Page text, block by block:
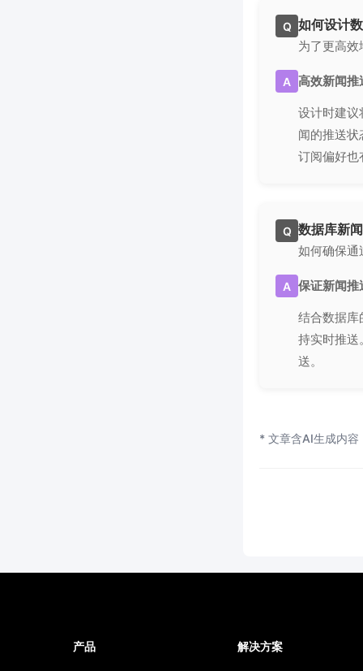
Q 如何设计
为了更高
A 高效新闻推
设计时建议
闻的推送
订阅偏好也
Q 数据库新
如何确保通
A 保证新闻推
结合数据库
持实时推送
送。
* 文章含AI生成内容
产品 解决方案